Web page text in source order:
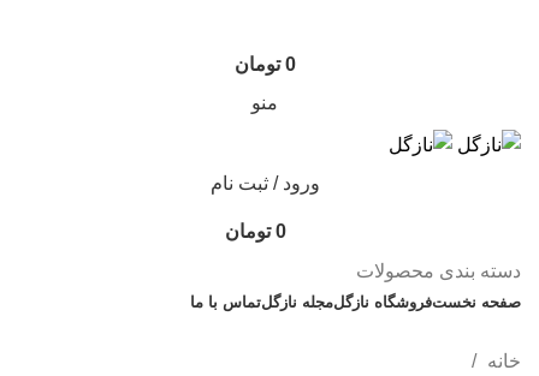
0 تومان
منو
ورود / ثبت نام
0 تومان
دسته بندی محصولات
صفحه نخستفروشگاه نازگلمجله نازگلتماس با ما
خانه